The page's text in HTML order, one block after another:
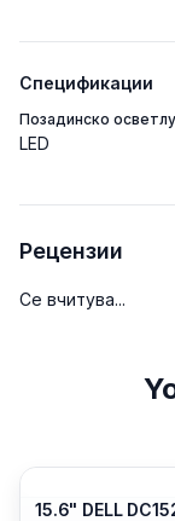
Спецификации
Позадинско
LED
Рецензии
Се вчитува...
15.6" DELL